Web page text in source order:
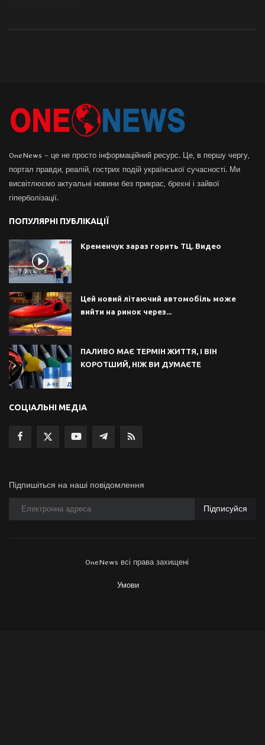
OneNews – це не просто інформаційний ресурс. Це, в першу чергу,
портал правди, реалій, гострих подій української сучасності. Ми
висвітлюємо актуальні новини без прикрас, брехні і зайвої
гіперболізації.
ПОПУЛЯРНІ ПУБЛІКАЦІЇ
Кременчук зараз горить ТЦ. Видео
Цей новий літаючий автомобіль може
вийти на ринок через...
ПАЛИВО МАЄ ТЕРМІН ЖИТТЯ, І ВІН
КОРОТШИЙ, НІЖ ВИ ДУМАЄТЕ
СОЦІАЛЬНІ МЕДІА
Підпишіться на наші повідомлення
Підписуйся
OneNews всі права захищені
Умови